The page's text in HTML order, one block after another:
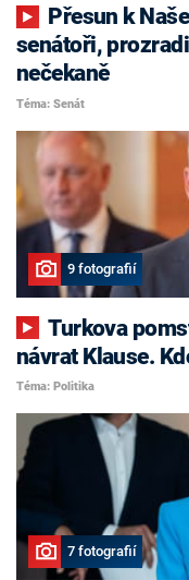
senátoři,
nečekaně
Téma: Senát
9 fotografií
Turkova pomsta, nekonfliktní Havlíček i
návrat Klause.
Téma: Politika
7 fotografií